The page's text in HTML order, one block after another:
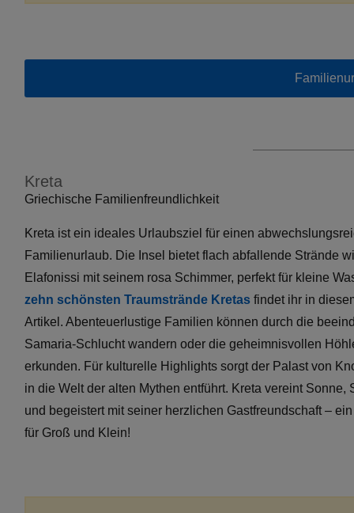
Kreta
Griechische Familienfreundlichkeit
Kreta ist ein ideales Urlaubsziel für einen
Familienurlaub. Die Insel bietet flach abfallende Strände
Elafonissi mit seinem rosa Schimmer, perfekt für kleine
zehn schönsten Traumstrände Kretas findet ihr in
Artikel. Abenteuerlustige Familien können durch die
Samaria-Schlucht wandern oder die geheimnisvollen
erkunden. Für kulturelle Highlights sorgt der Palast von
in die Welt der alten Mythen entführt. Kreta vereint Sonne,
und begeistert mit seiner herzlichen Gastfreundschaft –
für Groß und Klein!